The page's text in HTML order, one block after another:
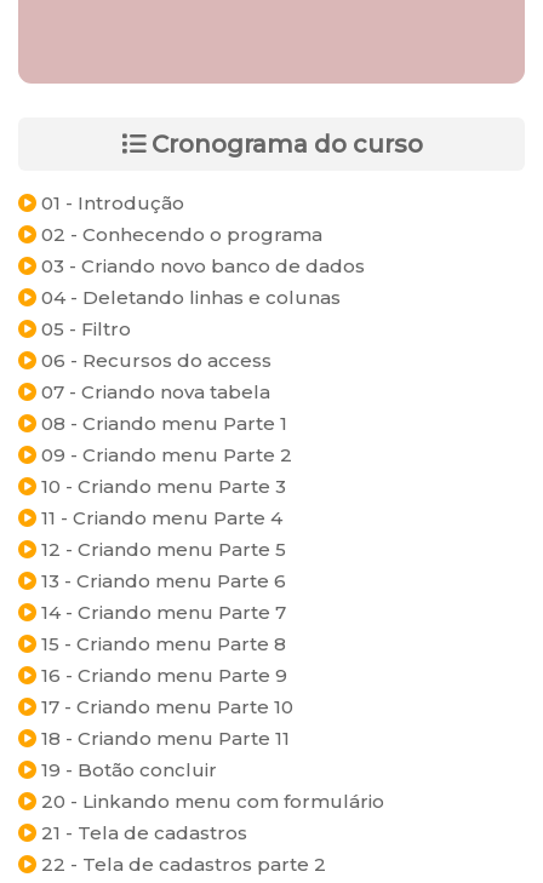
Cronograma do curso
01 - Introdução
02 - Conhecendo o programa
03 - Criando novo banco de dados
04 - Deletando linhas e colunas
05 - Filtro
06 - Recursos do access
07 - Criando nova tabela
08 - Criando menu Parte 1
09 - Criando menu Parte 2
10 - Criando menu Parte 3
11 - Criando menu Parte 4
12 - Criando menu Parte 5
13 - Criando menu Parte 6
14 - Criando menu Parte 7
15 - Criando menu Parte 8
16 - Criando menu Parte 9
17 - Criando menu Parte 10
18 - Criando menu Parte 11
19 - Botão concluir
20 - Linkando menu com formulário
21 - Tela de cadastros
22 - Tela de cadastros parte 2